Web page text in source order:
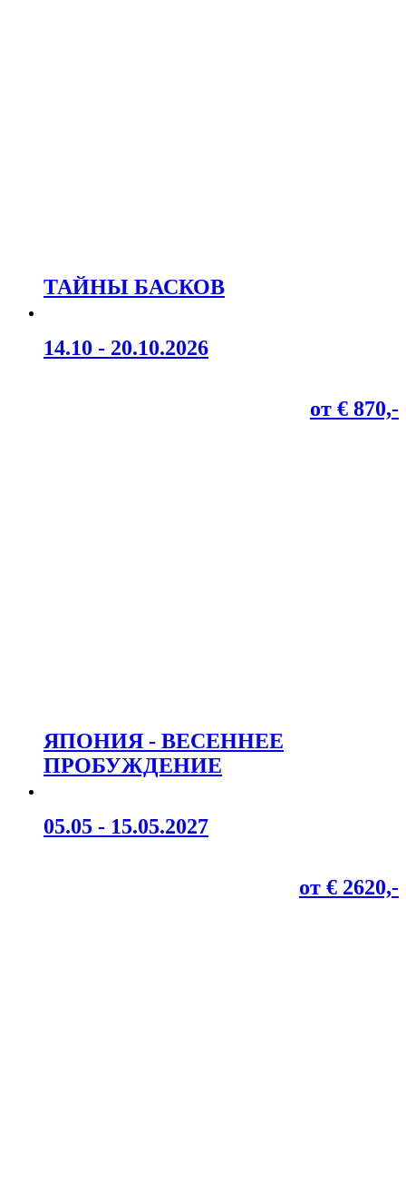
ТАЙНЫ БАСКОВ
14.10 - 20.10.2026
от € 870,-
ЯПОНИЯ - ВЕСЕННЕЕ
ПРОБУЖДЕНИЕ
05.05 - 15.05.2027
от € 2620,-